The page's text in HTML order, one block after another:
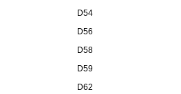
D54
D56
D58
D59
D62